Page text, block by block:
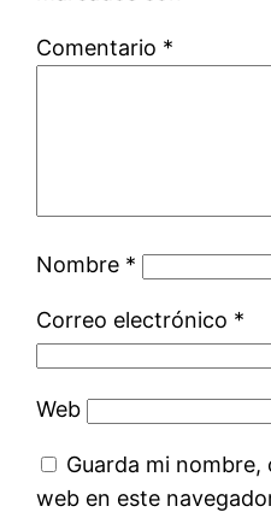
Comentario *
Nombre *
Correo electrónico *
Web
Guarda mi
web en este